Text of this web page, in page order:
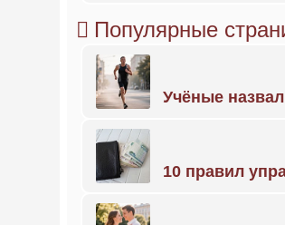
Популярные
Учёные
10 правил